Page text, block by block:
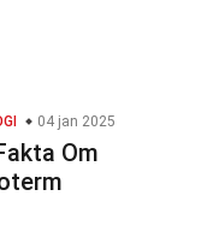
04 jan 2025
Om